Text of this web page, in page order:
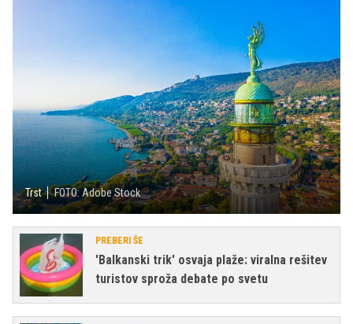
Trst FOTO: Adobe Stock
PREBERI ŠE
'Balkanski trik' osvaja plaže: viralna rešitev
turistov sproža debate po svetu